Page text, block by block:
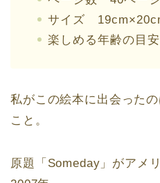
サイズ
楽しめる年齢の目
私がこの絵本に出会った
こと。
原題「Someday」がアメ